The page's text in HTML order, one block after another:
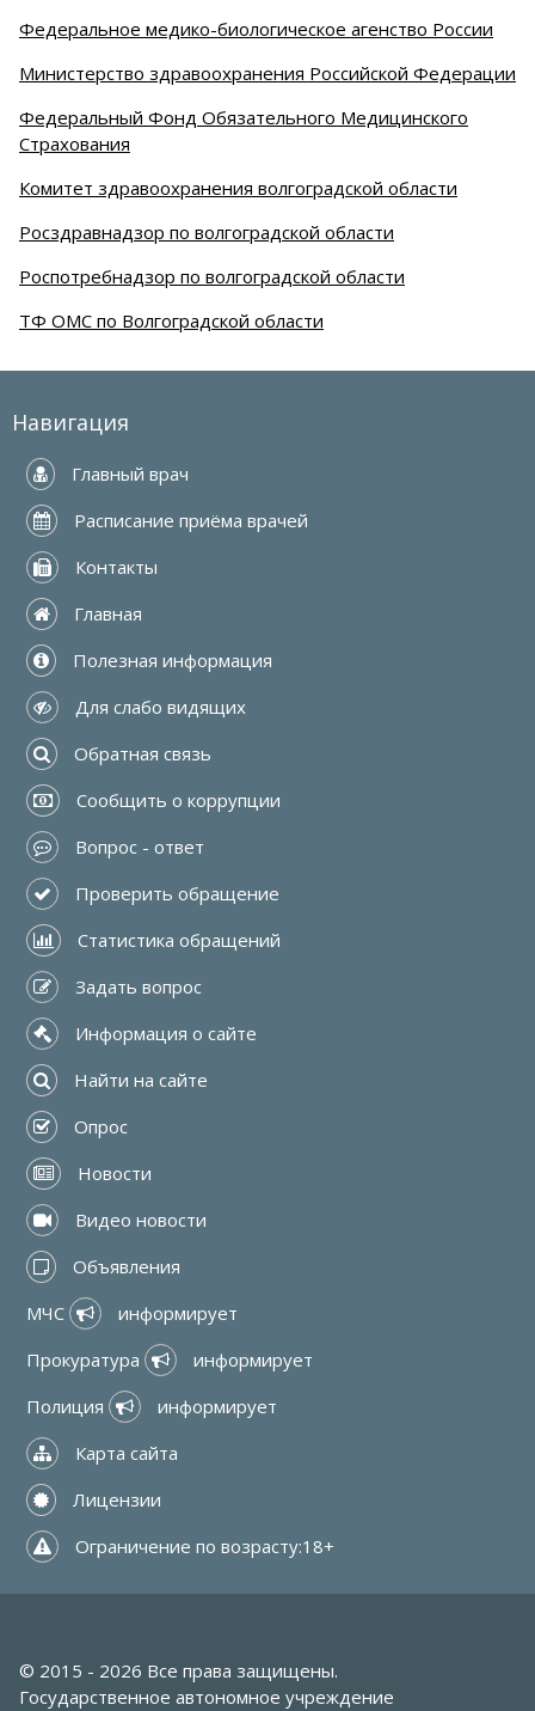
Федеральное медико-биологическое агенство России
Министерство здравоохранения Российской Федерации
Федеральный Фонд Обязательного Медицинского
Страхования
Комитет здравоохранения волгоградской области
Росздравнадзор по волгоградской области
Роспотребнадзор по волгоградской области
ТФ ОМС по Волгоградской области
Навигация
Главный врач
Расписание приёма врачей
Контакты
Главная
Полезная информация
Для слабо видящих
Обратная связь
Сообщить о коррупции
Вопрос - ответ
Проверить обращение
Статистика обращений
Задать вопрос
Информация о сайте
Найти на сайте
Опрос
Новости
Видео новости
Объявления
МЧС
информирует
Прокуратура
информирует
Полиция
информирует
Карта сайта
Лицензии
Ограничение по возрасту:18+
© 2015 - 2026 Все права защищены.
Государственное автономное учреждение